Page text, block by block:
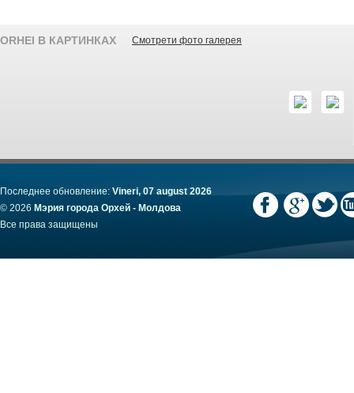
ORHEI В КАРТИНКАХ Смотрети фото галерея
Последнее обновление: Vineri, 07 august 2026
© 2026 Мэрия города Орхей - Молдова
Все права защищены